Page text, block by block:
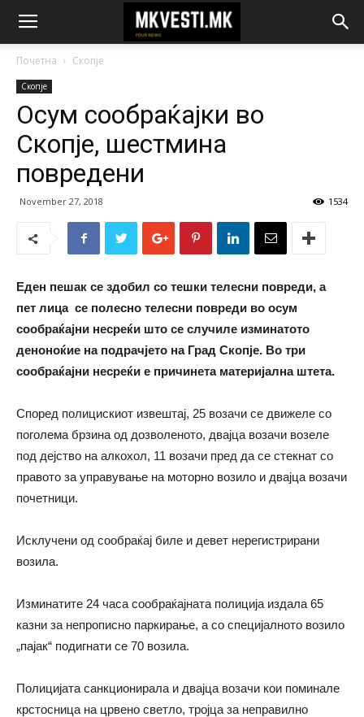
Почетна Скопје
Скопје
Осум сообраќајки во
Скопје, шестмина
повредени
November 27, 2018 1534
Еден пешак се здобил со тешки телесни повреди, а
пет лица се полесно телесни повреди во осум
сообраќајни несреќи што се случиле изминатото
деноноќие на подрачјето на Град Скопје. Во три
сообраќајни несреќи е причинета материјална штета.
Според полицискиот извештај, 25 возачи се движеле со
поголема брзина од дозволеното, двајца возачи возеле
под дејство на алкохол, 11 возачи пред да се стекнат со
правото за управување на моторно возило и двајца возачи
почетници.
Исклучени од сообраќај биле и девет нерегистрирани
возила.
Изминатите 24 часа сообраќајната полиција издала 65
казни за непрописно паркирање, а со специјалното возило
„пајак“ подигнати се 70 возила.
Полицијата санкционирала и двајца возачи кои поминале
крстосница на црвено светло, тројца за неправилно